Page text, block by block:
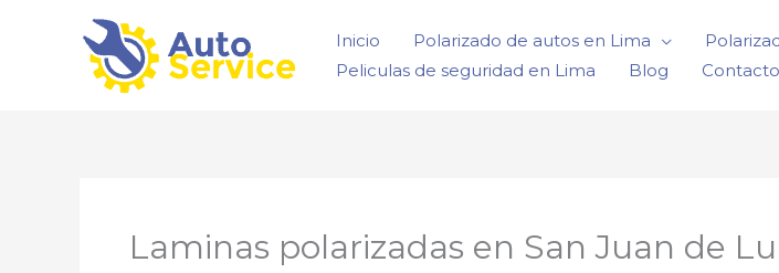
Inicio Polarizado de autos en Lima
Peliculas de seguridad en Lima
Blog Contacto
Laminas polarizadas en San Juan de